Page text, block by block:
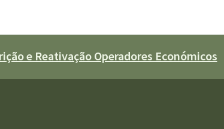
e Reativação Operadores Económicos